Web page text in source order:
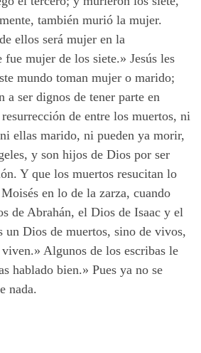
también murió la mujer.
ellos será mujer en la
fue mujer de los siete.» Jesús les
mundo toman mujer o marido;
a ser dignos de tener parte en
de entre los muertos, ni
ellas marido, ni pueden ya morir,
y son hijos de Dios por ser
Y que los muertos resucitan lo
en lo de la zarza, cuando
de Abrahán, el Dios de Isaac y el
un Dios de muertos, sino de vivos,
Algunos de los escribas le
hablado bien.» Pues ya no se
nada.